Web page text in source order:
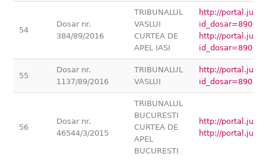
54
Dosar nr.
384/89/2016
TRIBUNALUL
VASLUI
CURTEA DE
APEL IASI
http://
http://
55
Dosar nr.
1137/89/2016
TRIBUNALUL
VASLUI
http://
56
Dosar nr.
46544/3/2015
TRIBUNALUL
BUCURESTI
CURTEA DE
APEL
BUCURESTI
http://
http://